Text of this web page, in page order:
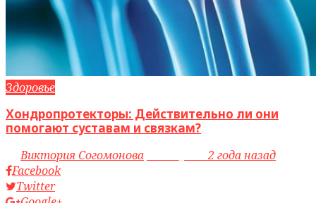
Здоровье
Хондропротекторы: Действительно ли они
помогают суставам и связкам?
byВиктория Согомонова access_time2 года назад
Facebook
Twitter